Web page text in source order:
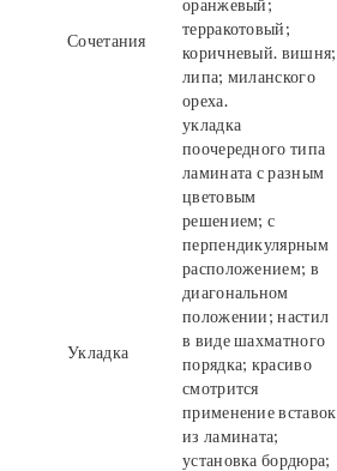
Сочетания
оранжевый;
терракотовый;
коричневый. вишня;
липа; миланского
ореха.
Укладка
укладка
поочередного типа
ламината с разным
цветовым
решением; с
перпендикулярным
расположением; в
диагональном
положении; настил
в виде шахматного
порядка; красиво
смотрится
применение вставок
из ламината;
установка бордюра;